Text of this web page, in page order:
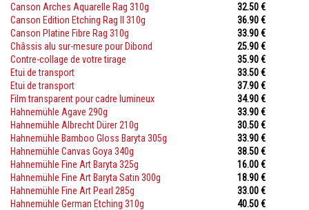
Canson Arches Aquarelle Rag 310g
Canson Edition Etching Rag II 310g
Canson Platine Fibre Rag 310g
32.50 €
Châssis alu sur-mesure pour Dibond
Contre-collage de votre tirage
Etui de transport
Etui de transport
Film transparent pour cadre lumineux
36.90 €
Hahnemühle Agave 290g
33.90 €
Hahnemühle Albrecht Dürer 210g
25.90 €
Hahnemühle Bamboo Gloss Baryta 305g
35.90 €
Hahnemühle Canvas Goya 340g
33.50 €
Hahnemühle Fine Art Baryta 325g
37.90 €
Hahnemühle Fine Art Baryta Satin 300g
34.90 €
Hahnemühle Fine Art Pearl 285g
33.90 €
Hahnemühle German Etching 310g
30.50 €
33.90 €
38.50 €
16.00 €
18.90 €
33.00 €
40.50 €